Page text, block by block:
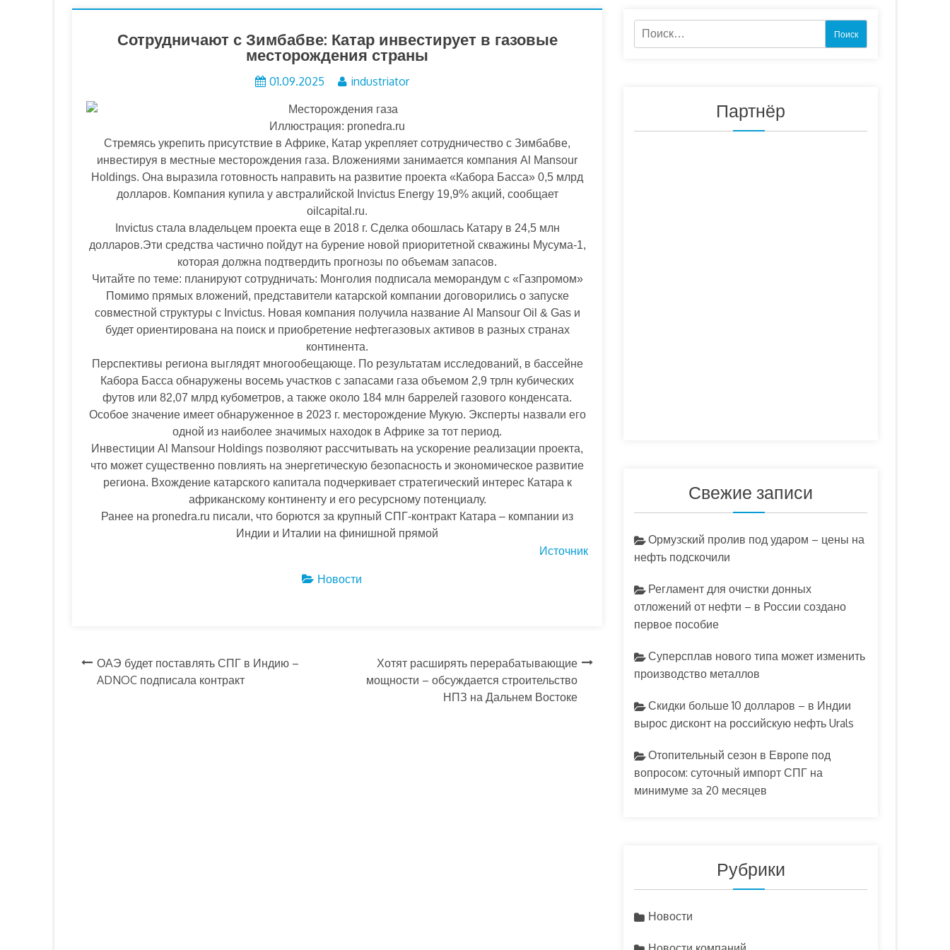
Сотрудничают с Зимбабве: Катар инвестирует в газовые
месторождения страны
01.09.2025 industriator
Иллюстрация: pronedra.ru
Стремясь укрепить присутствие в Африке, Катар укрепляет сотрудничество с Зимбабве,
инвестируя в местные месторождения газа. Вложениями занимается компания Al Mansour
Holdings. Она выразила готовность направить на развитие проекта «Кабора Басса» 0,5 млрд
долларов. Компания купила у австралийской Invictus Energy 19,9% акций, сообщает
oilcapital.ru.
Invictus стала владельцем проекта еще в 2018 г. Сделка обошлась Катару в 24,5 млн
долларов.Эти средства частично пойдут на бурение новой приоритетной скважины Мусума-1,
которая должна подтвердить прогнозы по объемам запасов.
Читайте по теме: планируют сотрудничать: Монголия подписала меморандум с «Газпромом»
Помимо прямых вложений, представители катарской компании договорились о запуске
совместной структуры с Invictus. Новая компания получила название Al Mansour Oil & Gas и
будет ориентирована на поиск и приобретение нефтегазовых активов в разных странах
континента.
Перспективы региона выглядят многообещающе. По результатам исследований, в бассейне
Кабора Басса обнаружены восемь участков с запасами газа объемом 2,9 трлн кубических
футов или 82,07 млрд кубометров, а также около 184 млн баррелей газового конденсата.
Особое значение имеет обнаруженное в 2023 г. месторождение Мукую. Эксперты назвали его
одной из наиболее значимых находок в Африке за тот период.
Инвестиции Al Mansour Holdings позволяют рассчитывать на ускорение реализации проекта,
что может существенно повлиять на энергетическую безопасность и экономическое развитие
региона. Вхождение катарского капитала подчеркивает стратегический интерес Катара к
африканскому континенту и его ресурсному потенциалу.
Ранее на pronedra.ru писали, что борются за крупный СПГ-контракт Катара – компании из
Индии и Италии на финишной прямой
Источник
Новости
Навигация
ОАЭ будет поставлять СПГ в Индию –
ADNOC подписала контракт
Хотят расширять перерабатывающие
мощности – обсуждается строительство
НПЗ на Дальнем Востоке
Найти:
Партнёр
Свежие записи
Ормузский пролив под ударом – цены на
нефть подскочили
Регламент для очистки донных
отложений от нефти – в России создано
первое пособие
Суперсплав нового типа может изменить
производство металлов
Скидки больше 10 долларов – в Индии
вырос дисконт на российскую нефть Urals
Отопительный сезон в Европе под
вопросом: суточный импорт СПГ на
минимуме за 20 месяцев
Рубрики
Новости